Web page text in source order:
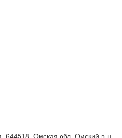
644518, Омская обл, Омский р-н,